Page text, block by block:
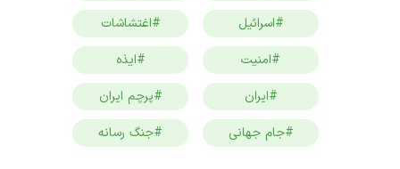
#اسرائیل
#اغتشاشات
#امنیت
#ایذه
#ایران
#پرچم ایران
#جام جهانی
#جنگ رسانه